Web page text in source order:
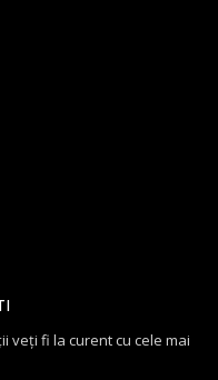
veți fi la curent cu cele mai